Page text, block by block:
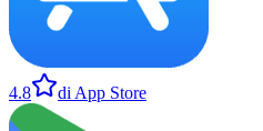
4.8 di App Store